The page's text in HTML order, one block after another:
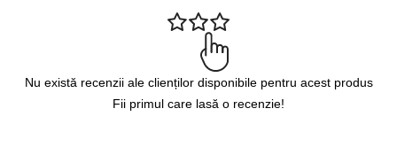
Nu există recenzii ale clienților disponibile pentru acest produs
Fii primul care lasă o recenzie!